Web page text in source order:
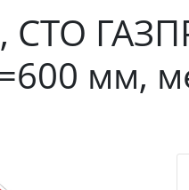
СТО
мм,